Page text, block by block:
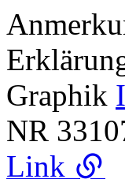
Graphik
NR
Link